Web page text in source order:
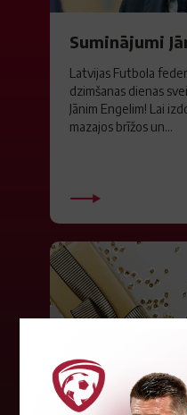
Suminājumi
Latvijas Futbola
dzimšanas dienas
Jānim Engelim! Lai
mazajos brīžos un...